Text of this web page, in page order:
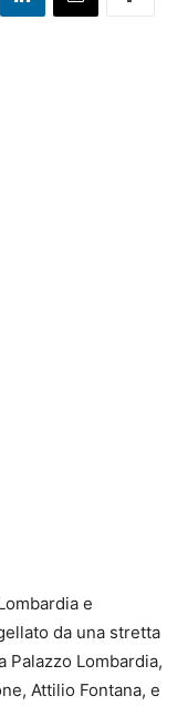
e
da una stretta
Palazzo Lombardia,
Attilio Fontana, e